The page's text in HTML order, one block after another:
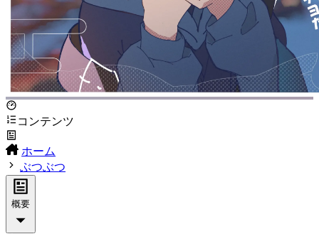
コンテンツ
ホーム
ぶつぶつ
概要